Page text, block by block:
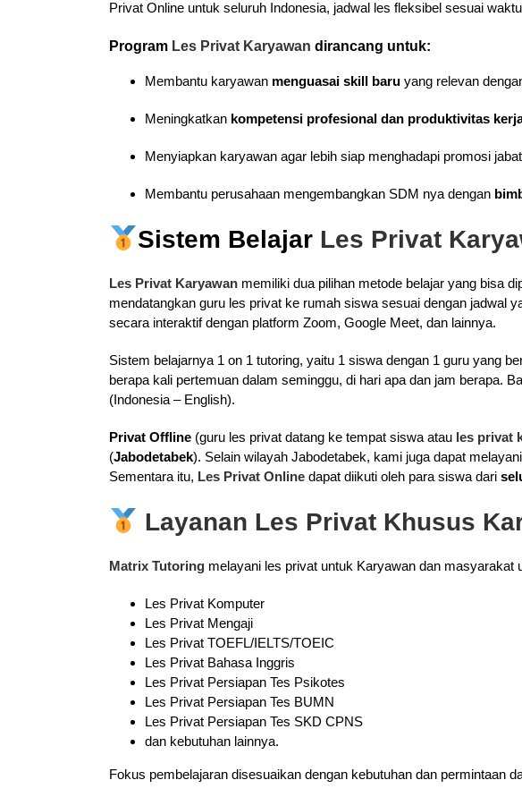
Privat Online untuk seluruh Indonesia, jadwal les fleksibel sesuai
Program Les Privat Karyawan dirancang untuk:
Membantu karyawan menguasai skill baruyang relevan
Meningkatkan kompetensi profesional dan produktivitas
Menyiapkan karyawan agar lebih siap menghadapi promosi
Membantu perusahaan mengembangkan SDM nya dengan
Sistem Belajar Les Privat
Les Privat Karyawanmemiliki dua pilihan metode belajar yang bisa
mendatangkan guru les privat ke rumah siswa sesuai dengan jadwal
secara interaktif dengan platform Zoom, Google Meet, dan lainnya.
Sistem belajarnya 1 on 1 tutoring, yaitu 1 siswa dengan 1 guru yang
berapa kali pertemuan dalam seminggu, di hari apa dan jam berapa.
(Indonesia – English).
Privat Offline(guru les privat datang ke tempat siswa ataules privat
(Jabodetabek). Selain wilayah Jabodetabek, kami juga dapat
Sementara itu, Les Privat Onlinedapat diikuti oleh para siswa dari
Layanan Les Privat Khusus
Matrix Tutoring melayani les privat untuk Karyawan dan
Les Privat Komputer
Les Privat Mengaji
Les Privat TOEFL/IELTS/TOEIC
Les Privat Bahasa Inggris
Les Privat Persiapan Tes Psikotes
Les Privat Persiapan Tes BUMN
Les Privat Persiapan Tes SKD CPNS
dan kebutuhan lainnya.
Fokus pembelajaran disesuaikan dengan kebutuhan dan permintaan